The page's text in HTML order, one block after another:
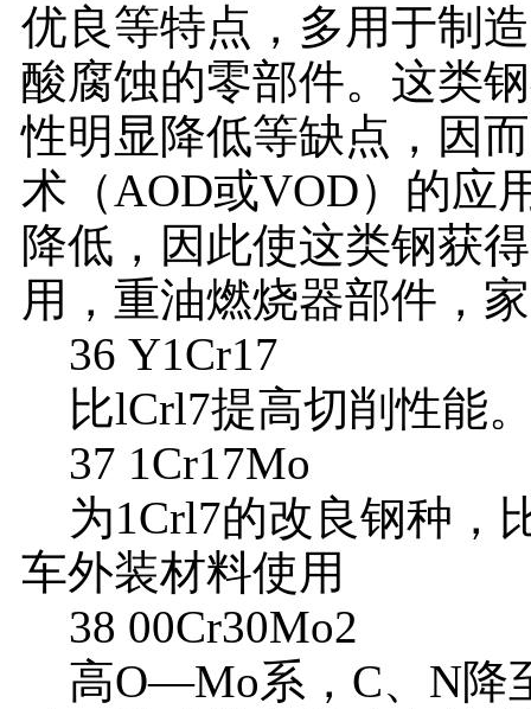
优良等特点，多用于制
酸腐蚀的零部件。这类
性明显降低等缺点，因
术（AOD或VOD）的应
降低，因此使这类钢获
用，重油燃烧器部件，
36 Y1Cr17
比lCrl7提高切削性能
37 1Cr17Mo
为1Crl7的改良钢种，
车外装材料使用
38 00Cr30Mo2
高O—Mo系，C、N降